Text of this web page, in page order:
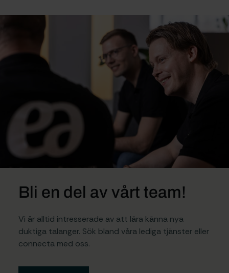
Bli en del av vårt team!
Vi är alltid intresserade av att lära känna nya
duktiga talanger. Sök bland våra lediga tjänster eller
connecta med oss.